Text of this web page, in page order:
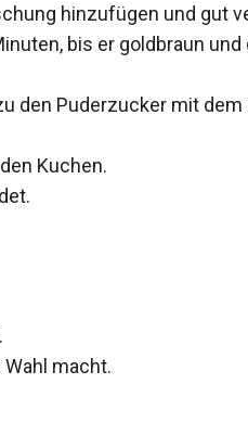
hinzufügen und gut
bis er goldbraun
den Puderzucker mit
Kuchen.
macht.